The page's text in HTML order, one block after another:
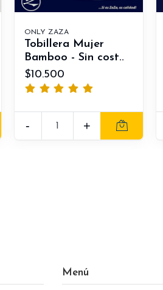
ONLY ZAZA
Tobillera Mujer
Bamboo - Sin cost..
$10.500
- +
Menú